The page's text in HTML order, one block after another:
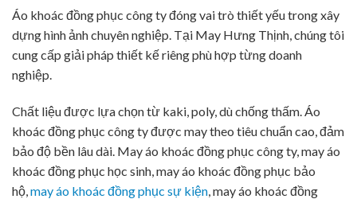
Áo khoác đồng phục công ty đóng vai trò thiết yếu trong xây
dựng hình ảnh chuyên nghiệp. Tại May Hưng Thịnh, chúng tôi
cung cấp giải pháp thiết kế riêng phù hợp từng doanh
nghiệp.
Chất liệu được lựa chọn từ kaki, poly, dù chống thấm. Áo
khoác đồng phục công ty được may theo tiêu chuẩn cao, đảm
bảo độ bền lâu dài. May áo khoác đồng phục công ty, may áo
khoác đồng phục học sinh, may áo khoác đồng phục bảo
hộ, may áo khoác đồng phục sự kiện , may áo khoác đồng